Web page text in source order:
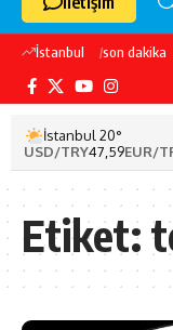
İstanbul son dakika
İstanbul 20°
USD/TRY47,59EUR/
Etiket: